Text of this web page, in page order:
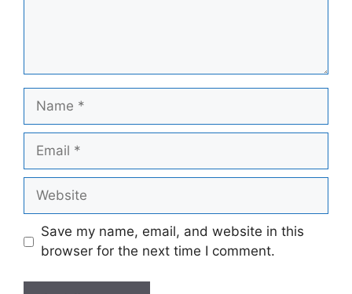
Name
Email
Website
Save my name, email, and website in this
browser for the next time I comment.